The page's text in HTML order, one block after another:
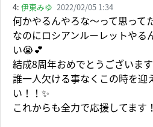
4: 伊東みゆ 2022/02/05 1:34
何かやるんやろな〜って思って
なのにロシアンルーレットやる
い😭💕
結成8周年おめでとうございま
誰一人欠ける事なくこの時を迎
い！！✨
これからも全力で応援してま